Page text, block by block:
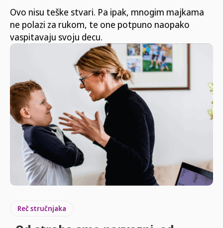
Ovo nisu teške stvari. Pa ipak, mnogim majkama
ne polazi za rukom, te one potpuno naopako
vaspitavaju svoju decu.
Reč stručnjaka